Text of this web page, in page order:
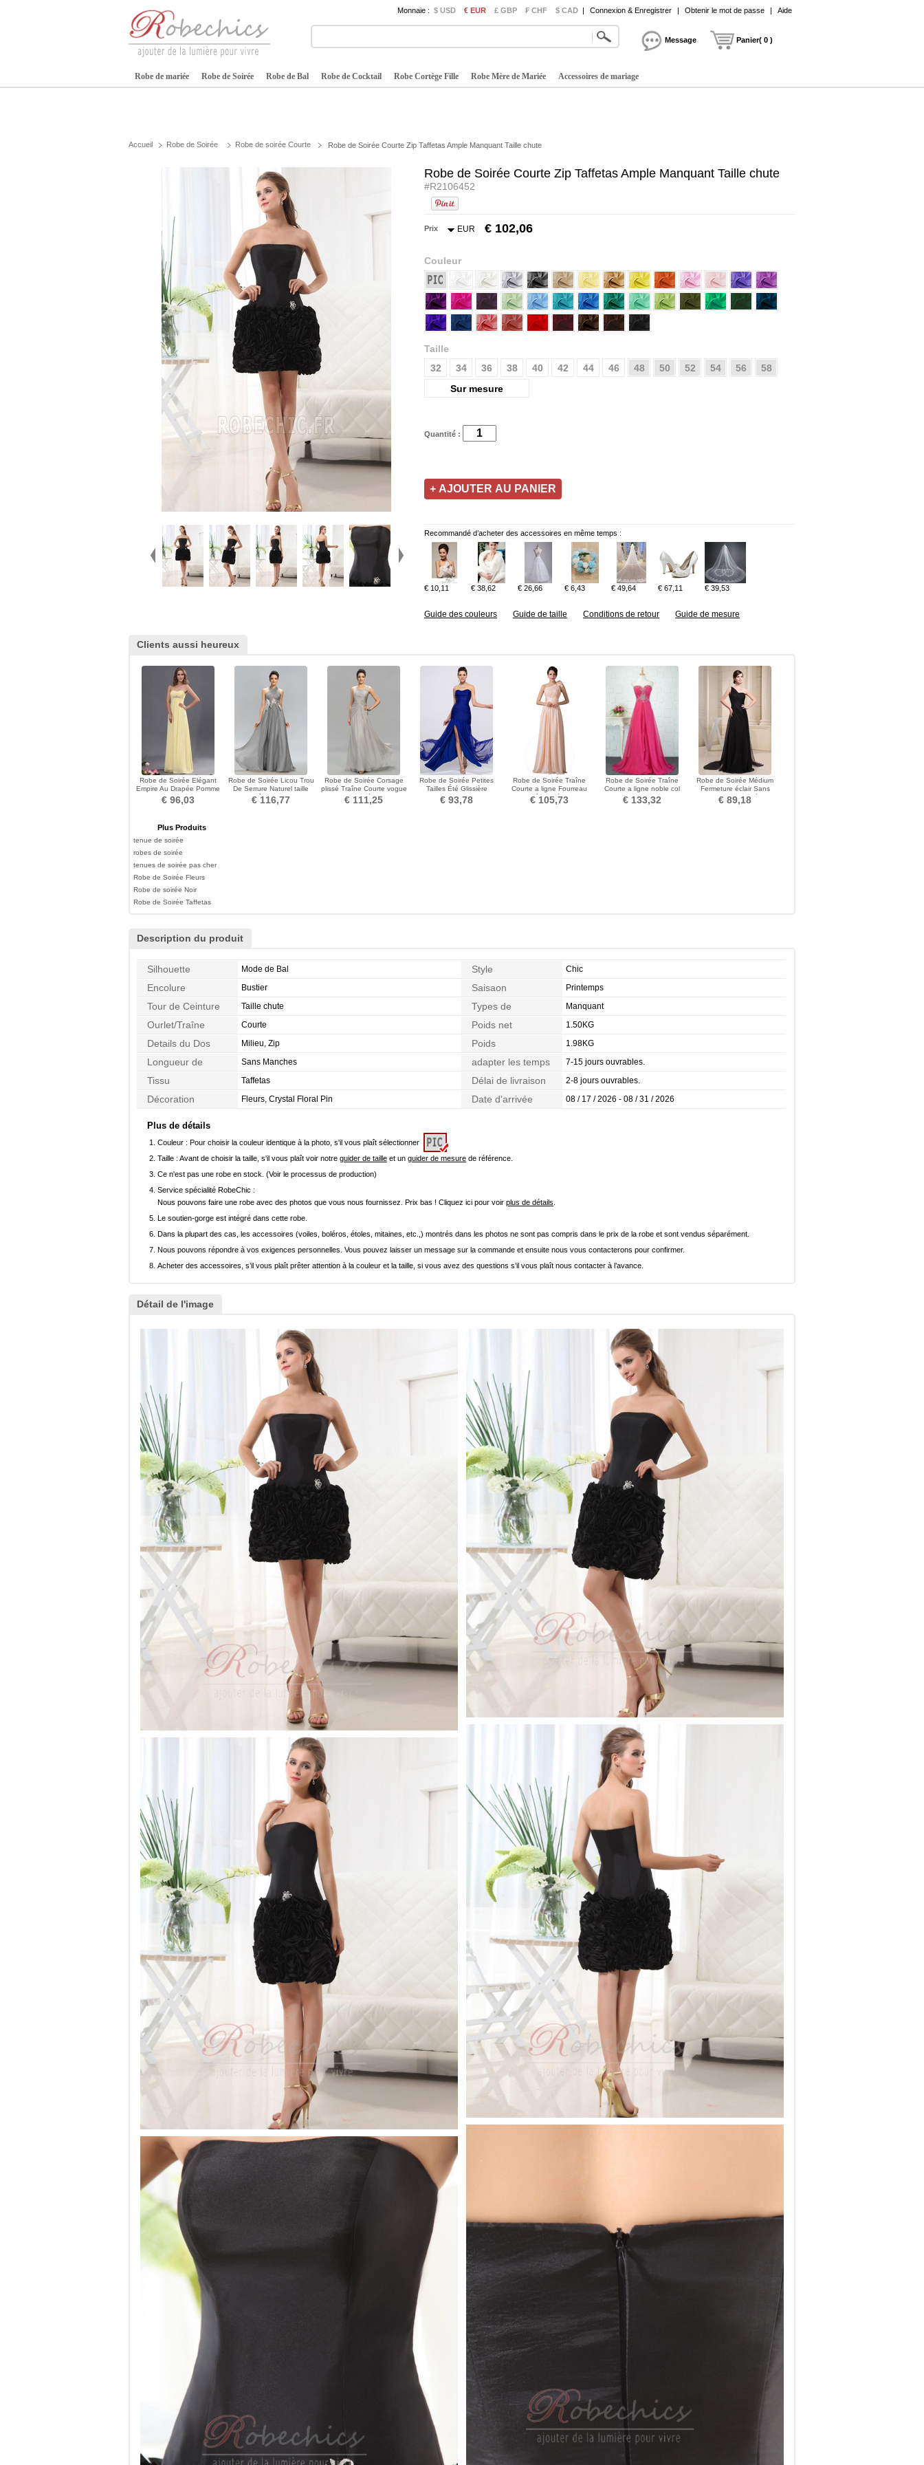
Monnaie : $ USD € EUR £ GBP ₣ CHF $ CAD | Connexion & Enregistrer | Obtenir le mot de passe | Aide
Message Panier( 0 )
Robe de mariée Robe de Soirée Robe de Bal Robe de Cocktail Robe Cortège Fille Robe Mère de Mariée Accessoires de mariage
Accueil Robe de Soirée Robe de soirée Courte Robe de Soirée Courte Zip Taffetas Ample Manquant Taille chute
Robe de Soirée Courte Zip Taffetas Ample Manquant Taille chute
#R2106452
Prix EUR € 102,06
Couleur
Taille
32
34 36 38 40 42 44 46 48 50 52 54 56
58
Sur mesure
Quantité :
Recommandé d’acheter des accessoires en même temps :
€ 10,11 € 38,62 € 26,66 € 6,43 € 49,64 € 67,11 € 39,53
Guide des couleurs Guide de taille Conditions de retour Guide de mesure
Clients aussi heureux
Robe de Soirée Elégant
Empire Au Drapée Pomme
Col en Cœur Longueur ras
du Sol
€ 96,03
Robe de Soirée Licou Trou
De Serrure Naturel taille
Traîne Courte
€ 116,77
Robe de Soirée Corsage
plissé Traîne Courte vogue
Au Drapée Zip
€ 111,25
Robe de Soirée Petites
Tailles Été Glissière
Longueur Cheville
€ 93,78
Robe de Soirée Traîne
Courte a ligne Fourreau
plissé Une épaule
€ 105,73
Robe de Soirée Traîne
Courte a ligne noble col
coeur Mousseline de soie
€ 133,32
Robe de Soirée Médium
Fermeture éclair Sans
Manches Col Asymétrique
€ 89,18
Plus Produits
tenue de soirée
robes de soirée
tenues de soirée pas cher
Robe de Soirée Fleurs
Robe de soirée Noir
Robe de Soirée Taffetas
Description du produit
Silhouette Mode de Bal Style Chic
Encolure Bustier Saisaon Printemps
Tour de Ceinture Taille chute
Types de
Morphologie
Manquant
Ourlet/Traîne Courte Poids net 1.50KG
Details du Dos Milieu, Zip Poids 1.98KG
Longueur de
Manches
Sans Manches adapter les temps 7-15 jours ouvrables.
Tissu Taffetas Délai de livraison 2-8 jours ouvrables.
Décoration Fleurs, Crystal Floral Pin Date d'arrivée 08 / 17 / 2026 - 08 / 31 / 2026
Plus de détails
Couleur : Pour choisir la couleur identique à la photo, s'il vous plaît sélectionner
Taille : Avant de choisir la taille, s'il vous plaît voir notre guider de taille et un guider de mesure de référence.
Ce n'est pas une robe en stock. (Voir le processus de production)
Service spécialité RobeChic :
Nous pouvons faire une robe avec des photos que vous nous fournissez. Prix bas ! Cliquez ici pour voir plus de détails
Le soutien-gorge est intégré dans cette robe.
Dans la plupart des cas, les accessoires (voiles, boléros, étoles, mitaines, etc.,) montrés dans les photos ne sont pas compris dans le prix de la robe et sont vendus séparément.
Nous pouvons répondre à vos exigences personnelles. Vous pouvez laisser un message sur la commande et ensuite nous vous contacterons pour confirmer.
Acheter des accessoires, s’il vous plaît prêter attention à la couleur et la taille, si vous avez des questions s’il vous plaît nous contacter à l’avance.
Détail de l'image